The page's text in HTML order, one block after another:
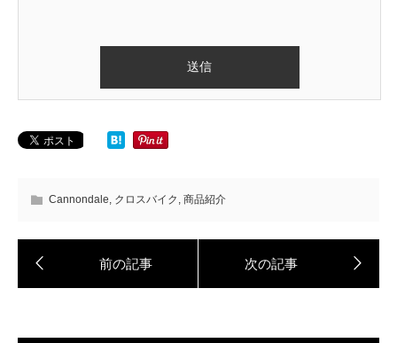
Cannondale クロスバイク 商品紹介